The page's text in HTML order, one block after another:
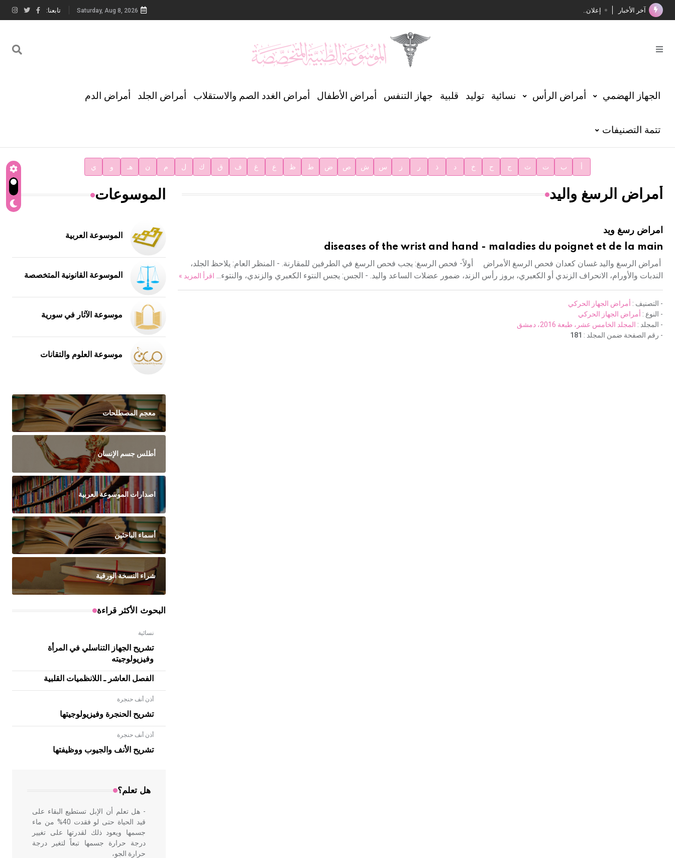
آخر الأخبار إعلان..
توصيات مجلس الإدارة
الأستاذ إياد خالد الطباع مدير عام لهيئة الموسوعة العربية
Saturday, Aug 8, 2026 تابعنا:
الجهاز الهضمي أمراض الرأس نسائية توليد قلبية جهاز التنفس أمراض الأطفال أمراض الغدد الصم والاستقلاب أمراض الجلد أمراض الدم
تتمة التصنيفات
ب ت ث ج ح خ د ذ ر ز س ش ص ض ط ظ ع غ ف ق ك ل م ن هـ و ي
أمراض الرسغ واليد
امراض رسغ ويد
diseases of the wrist and hand - maladies du poignet et de la main
أمراض الرسغ واليد غسان كعدان فحص الرسغ الأمراض أولاً- فحص الرسغ: يجب فحص الرسغ في الطرفين للمقارنة. - المنظر العام: يلاحظ الجلد،
الندبات والأورام، الانحراف الزندي أو الكعبري، بروز رأس الزند، ضمور عضلات الساعد واليد. - الجس: يجس النتوء الكعبري والزندي، والنتوء... اقرأ المزيد »
- التصنيف : أمراض الجهاز الحركي
- النوع : أمراض الجهاز الحركي
- المجلد : المجلد الخامس عشر، طبعة 2016، دمشق
- رقم الصفحة ضمن المجلد : 181
الموسوعات
الموسوعة العربية
الموسوعة القانونية المتخصصة
موسوعة الآثار في سورية
موسوعة العلوم والتقانات
معجم المصطلحات
أطلس جسم الإنسان
اصدارات الموسوعة العربية
أسماء الباحثين
شراء النسخة الورقية
البحوث الأكثر قراءة
نسائية
تشريح الجهاز التناسلي في المرأة
وفيزيولوجيته
الفصل العاشر ـ اللانظميات القلبية
أذن أنف حنجرة
تشريح الحنجرة وفيزيولوجيتها
أذن أنف حنجرة
تشريح الأنف والجيوب ووظيفتها
هل تعلم؟
- هل تعلم أن الأبلق نوع من الفنون
الهندسية التي ارتبطت بالعمارة الإسلامية
في بلاد الشام ومصر خاصة، حيث يحرص
- هل تعلم أن الإبل تستطيع البقاء على
قيد الحياة حتى لو فقدت 40% من ماء
جسمها ويعود ذلك لقدرتها على تغيير
درجة حرارة جسمها تبعاً لتغير درجة
حرارة الجو،